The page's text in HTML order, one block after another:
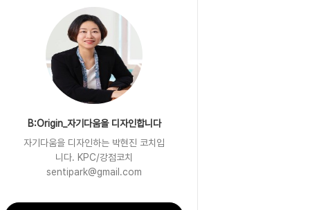
B:Origin_자기다움을 디자인합니다
자기다움을 디자인하는 박현진 코치입
니다. KPC/강점코치
sentipark@gmail.com